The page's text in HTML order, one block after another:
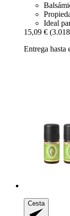
Ideal
15,09 €
Entrega hasta
Cesta